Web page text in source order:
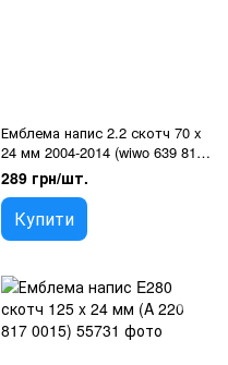
Емблема напис 2.2 скотч 70 x
24 мм 2004-2014 (wiwo 639 817
0714)
289 грн/шт.
Купити